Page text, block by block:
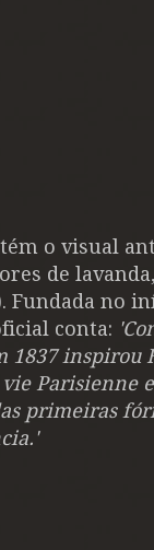
o visual
de
Fundada no
conta:
1837 inspirou
vie Parisienne
primeiras